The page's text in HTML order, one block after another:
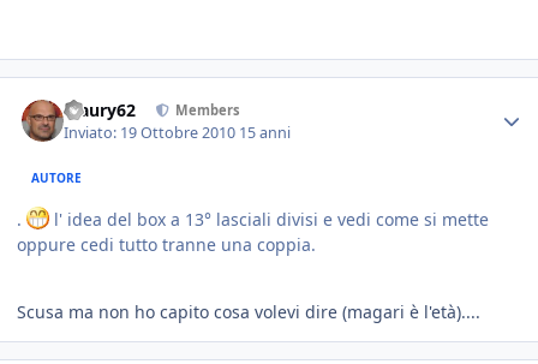
Maury62 Members
Inviato: 19 Ottobre 2010 15 anni
AUTORE
.
l' idea del box a 13° lasciali divisi e vedi come si mette
oppure cedi tutto tranne una coppia.
Scusa ma non ho capito cosa volevi dire (magari è l'età)....